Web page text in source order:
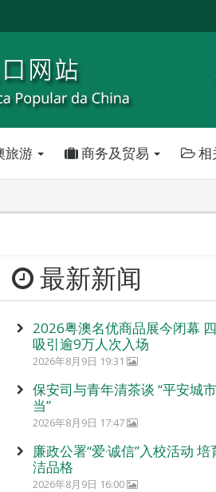
旅游 商务及贸易 相
最新新闻
2026粤澳名优商品展今闭幕
吸引逾9万人次入场
2026年8月9日 19:31
保安司与青年清茶谈 “平安城
当”
2026年8月9日 17:47
廉政公署“爱‧诚信”入校活动
洁品格
2026年8月9日 16:00